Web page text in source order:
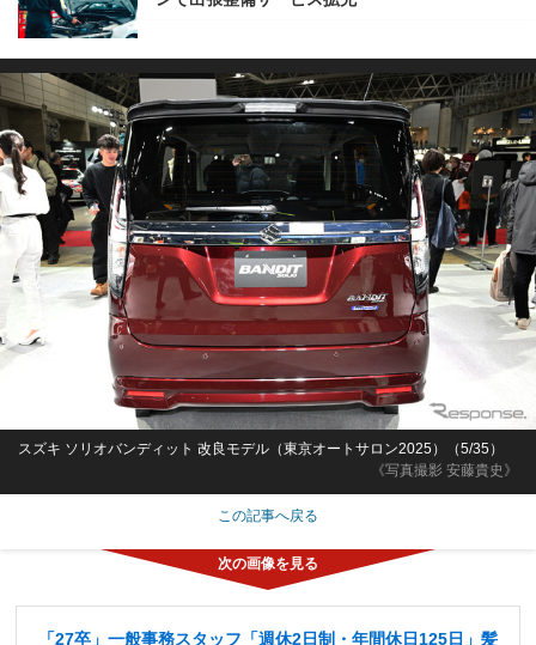
《写真撮影 安藤貴史》
スズキ ソリオバンディット 改良モデル（東京オートサロン2025）（5/35）
この記事へ戻る
「27卒」一般事務スタッフ「週休2日制・年間休日125日」髪